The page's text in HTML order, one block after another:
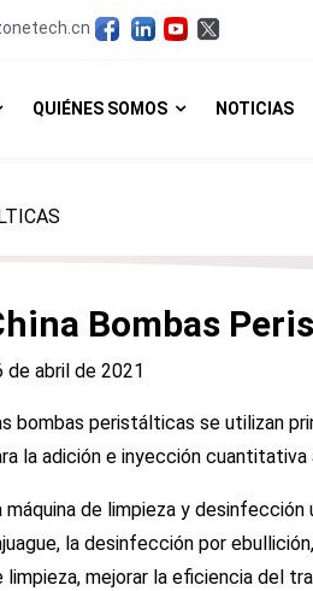
QUIÉNES SOMOS NOTICIAS
Bombas
de abril de 2021
bombas peristálticas se utilizan
la adición e inyección
máquina de limpieza y
la desinfección por
limpieza, mejorar la eficiencia del